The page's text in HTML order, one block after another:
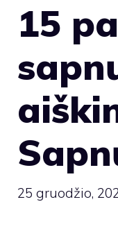
15
25 gruodžio,